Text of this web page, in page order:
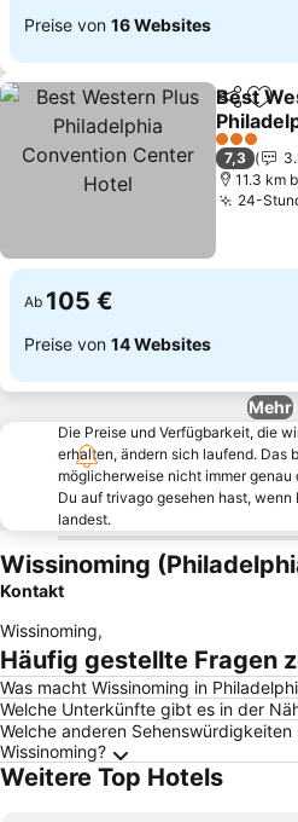
Preise von 16 Websites
TeilenZu
Best
Center
3 Sterne
7,3
11.3 km
24-
Ab 105 €
Preise von 14 Websites
Mehr
Die Preise und Verfügbarkeit, die
erhalten, ändern sich laufend. Das
möglicherweise nicht immer
Du auf trivago gesehen hast,
landest.
Wissinoming
Kontakt
Wissinoming,
Häufig gestellte Fragen
Was macht Wissinoming in
Welche Unterkünfte gibt es in der
Welche anderen
Wissinoming?
Weitere Top Hotels